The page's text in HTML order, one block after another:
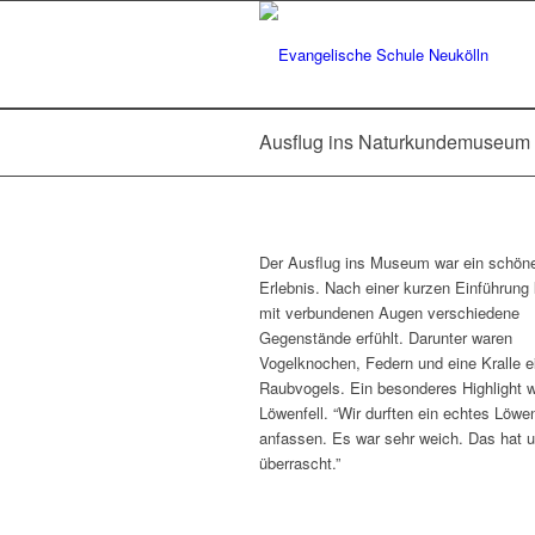
Ausflug ins
Der Ausflug ins Museum war ein
Erlebnis. Nach einer kurzen Einführung
mit verbundenen Augen verschiedene
Gegenstände erfühlt. Darunter waren
Vogelknochen, Federn und eine Kralle
Raubvogels. Ein besonderes Highlight
Löwenfell. “Wir durften ein echtes
anfassen. Es war sehr weich. Das hat
überrascht.”